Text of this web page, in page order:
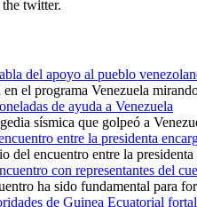
twitter.
del apoyo al pueblo
en el programa Venezuela
de ayuda a Venezuela
sísmica que golpeó a
entre la presidenta
del encuentro entre la
con representantes del
ha sido fundamental para
de Guinea Ecuatorial